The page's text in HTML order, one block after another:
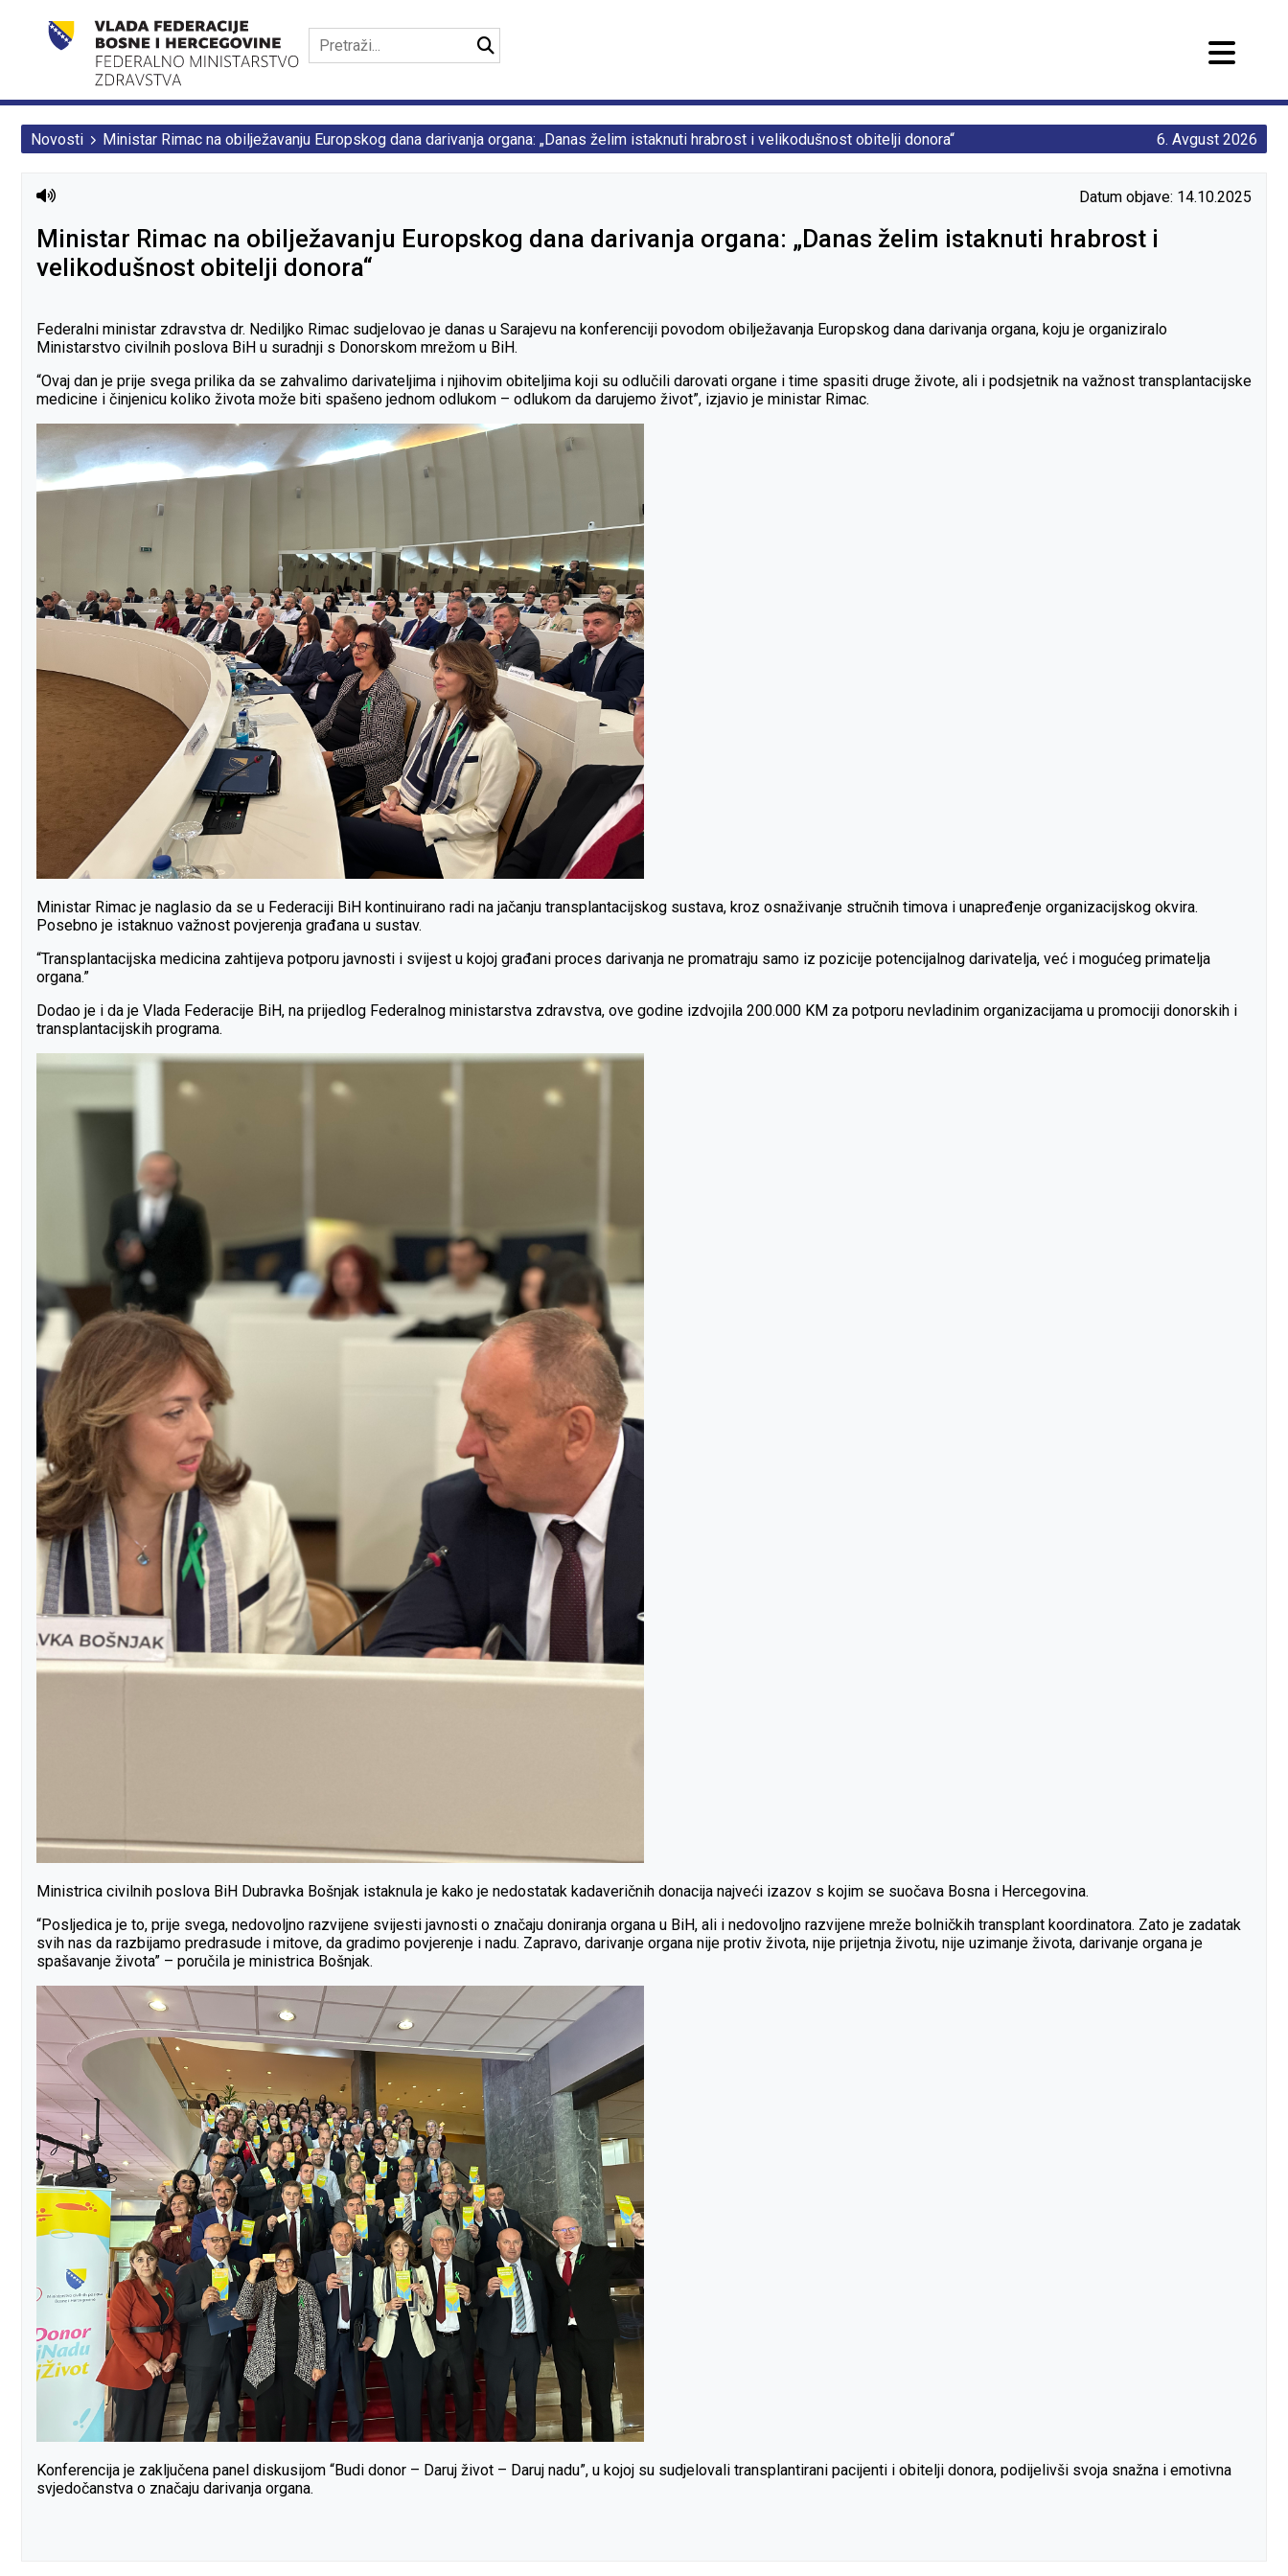
Novosti Ministar Rimac na obilježavanju Europskog dana darivanja organa: „Danas želim istaknuti hrabrost i velikodušnost obitelji donora“ 6. Avgust 2026
Datum objave: 14.10.2025
Ministar Rimac na obilježavanju Europskog dana darivanja organa: „Danas želim istaknuti hrabrost i
velikodušnost obitelji donora“
Federalni ministar zdravstva dr. Nediljko Rimac sudjelovao je danas u Sarajevu na konferenciji povodom obilježavanja Europskog dana darivanja organa, koju je organiziralo
Ministarstvo civilnih poslova BiH u suradnji s Donorskom mrežom u BiH.
“Ovaj dan je prije svega prilika da se zahvalimo darivateljima i njihovim obiteljima koji su odlučili darovati organe i time spasiti druge živote, ali i podsjetnik na važnost transplantacijske
medicine i činjenicu koliko života može biti spašeno jednom odlukom – odlukom da darujemo život”, izjavio je ministar Rimac.
Ministar Rimac je naglasio da se u Federaciji BiH kontinuirano radi na jačanju transplantacijskog sustava, kroz osnaživanje stručnih timova i unapređenje organizacijskog okvira.
Posebno je istaknuo važnost povjerenja građana u sustav.
“Transplantacijska medicina zahtijeva potporu javnosti i svijest u kojoj građani proces darivanja ne promatraju samo iz pozicije potencijalnog darivatelja, već i mogućeg primatelja
organa.”
Dodao je i da je Vlada Federacije BiH, na prijedlog Federalnog ministarstva zdravstva, ove godine izdvojila 200.000 KM za potporu nevladinim organizacijama u promociji donorskih i
transplantacijskih programa.
Ministrica civilnih poslova BiH Dubravka Bošnjak istaknula je kako je nedostatak kadaveričnih donacija najveći izazov s kojim se suočava Bosna i Hercegovina.
“Posljedica je to, prije svega, nedovoljno razvijene svijesti javnosti o značaju doniranja organa u BiH, ali i nedovoljno razvijene mreže bolničkih transplant koordinatora. Zato je zadatak
svih nas da razbijamo predrasude i mitove, da gradimo povjerenje i nadu. Zapravo, darivanje organa nije protiv života, nije prijetnja životu, nije uzimanje života, darivanje organa je
spašavanje života” – poručila je ministrica Bošnjak.
Konferencija je zaključena panel diskusijom “Budi donor – Daruj život – Daruj nadu”, u kojoj su sudjelovali transplantirani pacijenti i obitelji donora, podijelivši svoja snažna i emotivna
svjedočanstva o značaju darivanja organa.